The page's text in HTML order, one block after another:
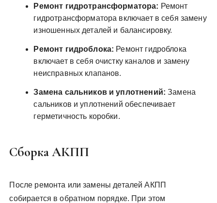
Ремонт гидротрансформатора: Ремонт
гидротрансформатора включает в себя замену
изношенных деталей и балансировку.
Ремонт гидроблока: Ремонт гидроблока
включает в себя очистку каналов и замену
неисправных клапанов.
Замена сальников и уплотнений: Замена
сальников и уплотнений обеспечивает
герметичность коробки.
Сборка АКПП
После ремонта или замены деталей АКПП
собирается в обратном порядке. При этом